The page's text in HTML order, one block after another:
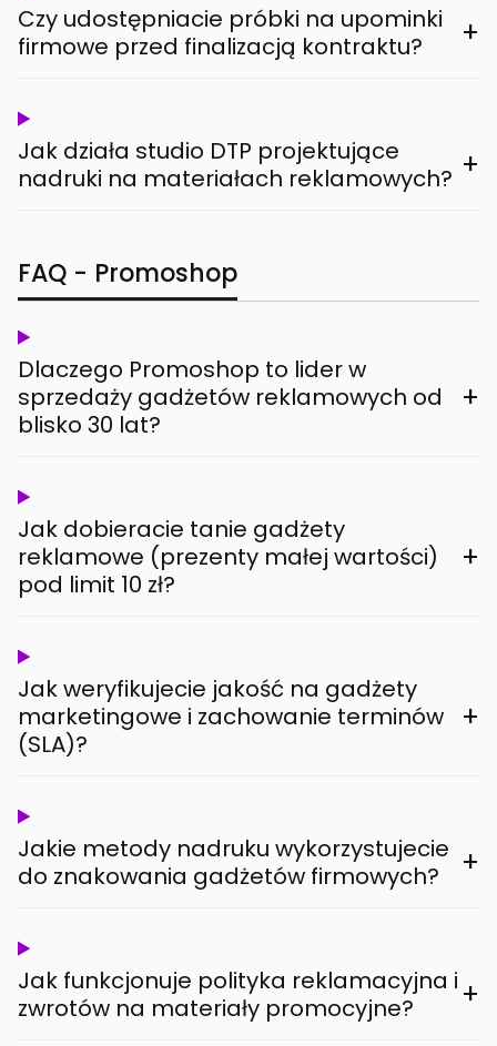
Czy udostępniacie próbki na upominki
firmowe przed finalizacją kontraktu?
+
Jak działa studio DTP projektujące
nadruki na materiałach reklamowych? +
FAQ - Promoshop
Dlaczego Promoshop to lider w
sprzedaży gadżetów reklamowych od
blisko 30 lat?
+
Jak dobieracie tanie gadżety
reklamowe (prezenty małej wartości)
pod limit 10 zł?
+
Jak weryfikujecie jakość na gadżety
marketingowe i zachowanie terminów
(SLA)?
+
Jakie metody nadruku wykorzystujecie
do znakowania gadżetów firmowych?
+
Jak funkcjonuje polityka reklamacyjna i
zwrotów na materiały promocyjne?
+